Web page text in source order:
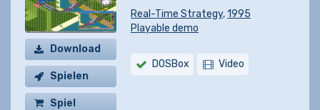
Download
Spielen
Spiel
Real-Time Strategy,1995
Playable demo
DOSBox Video